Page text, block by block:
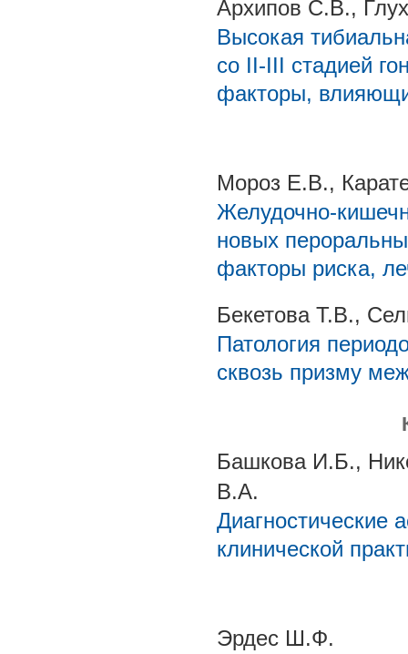
Архипов С.В.,
Высокая
со II-III стадией
факторы,
Мороз Е.В.,
Желудочно-
новых
факторы риска,
Бекетова Т.В.,
Патология
сквозь призму
Башкова И.Б.,
В.А.
Диагностические
клинической
Эрдес Ш.Ф.